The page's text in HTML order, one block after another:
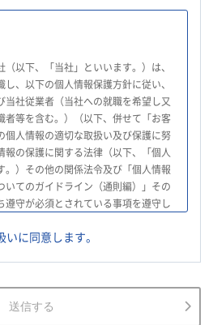
以下、「当社」といいます。）は、
、以下の個人情報保護方針に従い、
当社従業者（当社への就職を希望し又
者等を含む。）（以下、併せて「お客
個人情報の適切な取扱い及び保護に努
報の保護に関する法律（以下、「個人
。）その他の関係法令及び「個人情報
いてのガイドライン（通則編）」その
遵守が必須とされている事項を遵守し
報を適正に取得し、法令で不要とさ
客様等の個人情報の利用目的を通知又
データについて、不正アクセス、漏え
止に努め、個人データの管理のために
いに同意します。
送信する